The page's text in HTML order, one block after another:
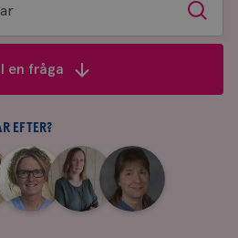
Sök
en fråga
EFTER?
Bäcklund
|
Maria
Edegran
|
Yvette
Andersson